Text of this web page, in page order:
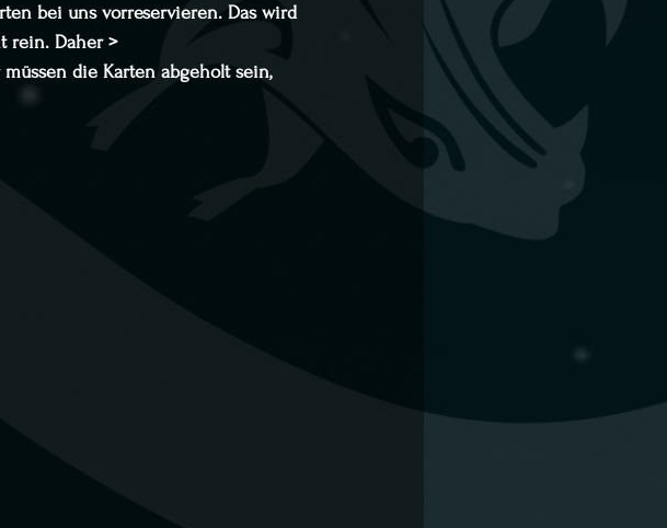
bei uns vorreservieren. Das wird
rein. Daher >
müssen die Karten abgeholt sein,